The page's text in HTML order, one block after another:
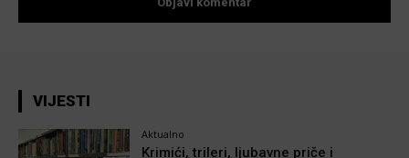
VIJESTI
Aktualno
Krimići, trileri, ljubavne priče i